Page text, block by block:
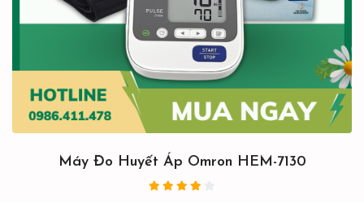
Máy Đo Huyết Áp Omron HEM-7130